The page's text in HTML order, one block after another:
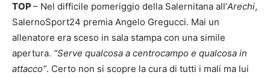
TOP – Nel difficile pomeriggio della Salernitana all’Arechi,
SalernoSport24 premia Angelo Gregucci. Mai un
allenatore era sceso in sala stampa con una simile
apertura. “Serve qualcosa a centrocampo e qualcosa in
attacco”. Certo non si scopre la cura di tutti i mali ma lui